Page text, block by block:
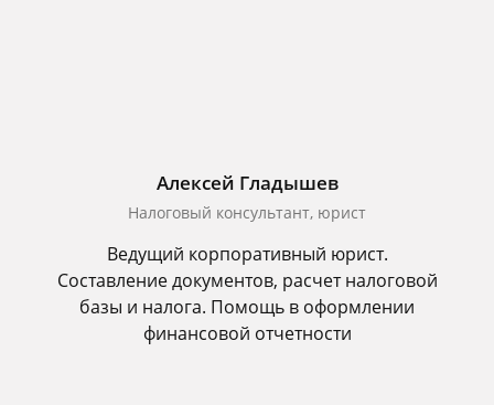
Алексей Гладышев
Налоговый консультант, юрист
Ведущий корпоративный юрист.
Составление документов, расчет налоговой
базы и налога. Помощь в оформлении
финансовой отчетности